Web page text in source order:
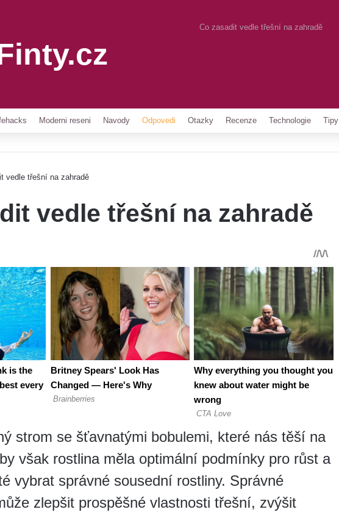
Co zasadit vedle třešní na zahradě
Moderni reseni Navody Odpovedi Otazky Recenze Technologie Tipy
vedle třešní na zahradě
vedle třešní na zahradě
strom se šťavnatými bobulemi, které nás těší na
však rostlina měla optimální podmínky pro růst a
vybrat správné sousední rostliny. Správné
zlepšit prospěšné vlastnosti třešní, zvýšit